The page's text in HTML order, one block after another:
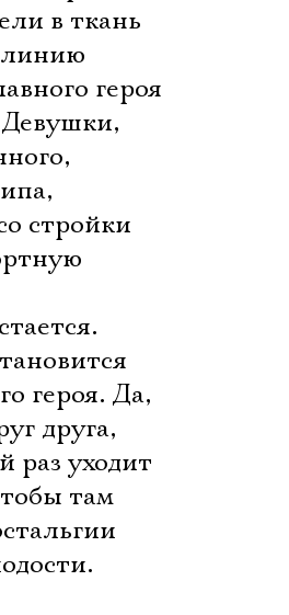
в ткань
линию
героя
стройки
героя. Да,
друга,
раз уходит
там